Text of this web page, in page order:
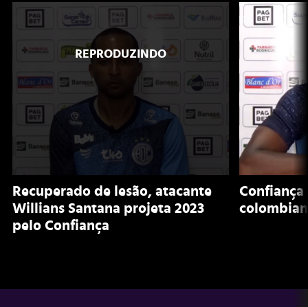
Recuperado de lesão, atacante
Willians Santana projeta 2023
pelo Confiança
Confiança